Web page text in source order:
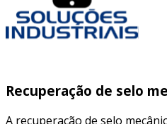
Recuperação de selo
A recuperação de selo